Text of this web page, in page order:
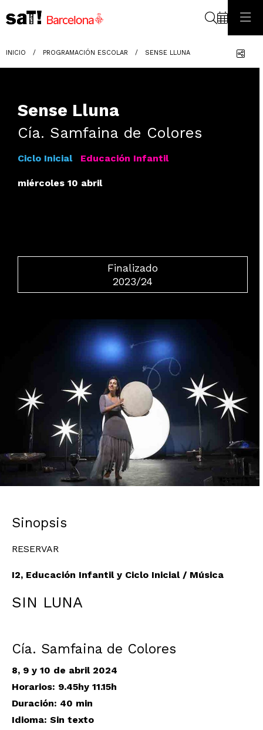
INICIO PROGRAMACIÓN ESCOLAR SENSE LLUNA
Sense Lluna
Cía. Samfaina de Colores
Ciclo Inicial Educación Infantil
miércoles 10 abril
Finalizado
2023/24
Sinopsis
RESERVAR
I2, Educación Infantil y Ciclo Inicial / Música
SIN LUNA
Cía. Samfaina de Colores
8, 9 y 10 de abril 2024
Horarios: 9.45hy 11.15h
Duración: 40 min
Idioma: Sin texto